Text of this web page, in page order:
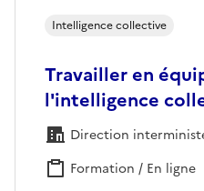
Intelligence collective
Travailler en
l'intelligence
Direction
Formation / En ligne